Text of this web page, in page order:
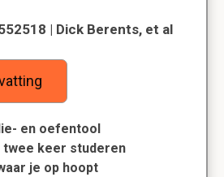
| Dick Berents, et al
en oefentool
keer studeren
je op hoopt